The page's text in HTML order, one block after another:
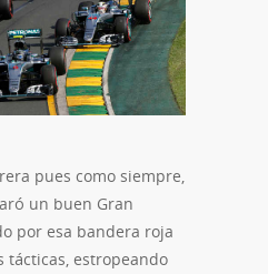
pues como siempre,
un buen Gran
por esa bandera roja
tácticas, estropeando